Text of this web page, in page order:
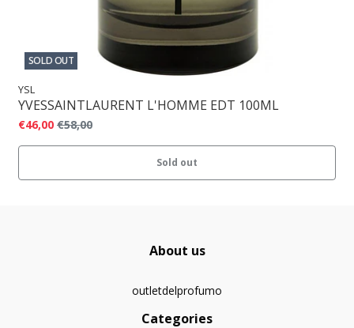
SOLD OUT
YSL
YVESSAINTLAURENT L'HOMME EDT 100ML
€46,00 €58,00
Sold out
About us
outletdelprofumo
Categories